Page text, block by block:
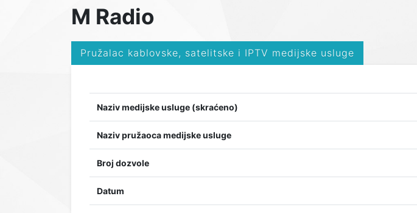
M Radio
Pružalac kablovske, satelitske i IPTV medijske usluge
Naziv medijske usluge (skraćeno)
Naziv pružaoca medijske usluge
Broj dozvole
Datum